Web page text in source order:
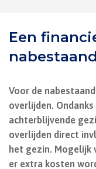
Een
Voor de
overlijden.
achterblijvende
overlijden direct
het gezin. Mogelijk
er extra kosten